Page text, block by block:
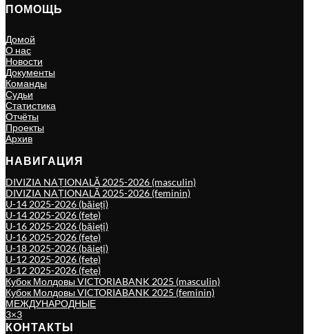
ПОМОЩЬ
Домой
О нас
Новости
Документы
Команды
Судьи
Статистика
Отчёты
Проекты
Архив
НАВИГАЦИЯ
DIVIZIA NAȚIONALĂ 2025-2026 (masculin)
DIVIZIA NAȚIONALĂ 2025-2026 (feminin)
U-14 2025-2026 (băieți)
U-14 2025-2026 (fete)
U-16 2025-2026 (băieți)
U-16 2025-2026 (fete)
U-18 2025-2026 (băieți)
U-12 2025-2026 (fete)
U-12 2025-2026 (fete)
Кубок Молдовы VICTORIABANK 2025 (masculin)
Кубок Молдовы VICTORIABANK 2025 (feminin)
МЕЖДУНАРОДНЫЕ
3×3
КОНТАКТЫ